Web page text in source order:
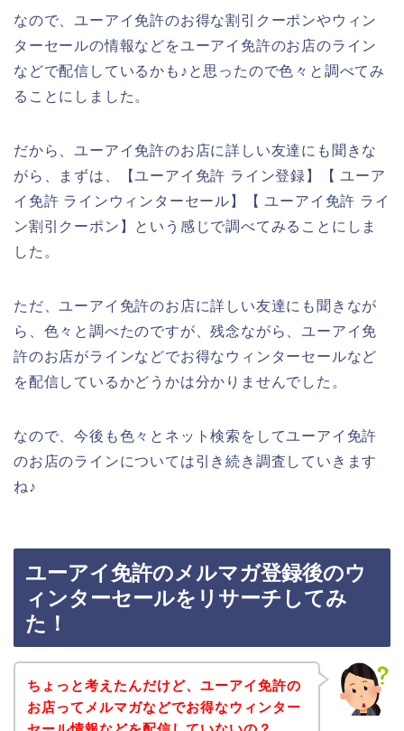
なので、ユーアイ免許のお得な割引クーポンやウィン
ターセールの情報などをユーアイ免許のお店のライン
などで配信しているかも♪と思ったので色々と調べてみ
ることにしました。
だから、ユーアイ免許のお店に詳しい友達にも聞きな
がら、まずは、【ユーアイ免許 ライン登録】【 ユーア
イ免許 ラインウィンターセール】【 ユーアイ免許 ライ
ン割引クーポン】という感じで調べてみることにしま
した。
ただ、ユーアイ免許のお店に詳しい友達にも聞きなが
ら、色々と調べたのですが、残念ながら、ユーアイ免
許のお店がラインなどでお得なウィンターセールなど
を配信しているかどうかは分かりませんでした。
なので、今後も色々とネット検索をしてユーアイ免許
のお店のラインについては引き続き調査していきます
ね♪
ユーアイ免許のメルマガ登録後のウ
ィンターセールをリサーチしてみ
た！
ちょっと考えたんだけど、ユーアイ免許の
お店ってメルマガなどでお得なウィンター